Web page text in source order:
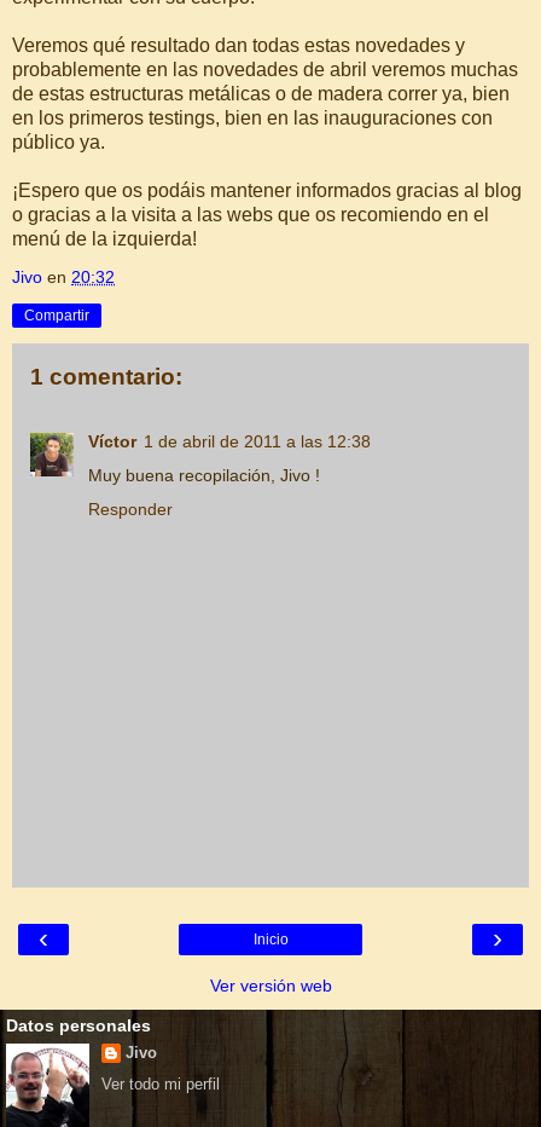
Veremos qué resultado dan todas estas novedades y
probablemente en las novedades de abril veremos muchas
de estas estructuras metálicas o de madera correr ya, bien
en los primeros testings, bien en las inauguraciones con
público ya.
¡Espero que os podáis mantener informados gracias al blog
o gracias a la visita a las webs que os recomiendo en el
menú de la izquierda!
Jivo en 20:32
Compartir
1 comentario:
Víctor 1 de abril de 2011 a las 12:38
Muy buena recopilación, Jivo !
Responder
‹ ›
Inicio
Ver versión web
Datos personales
Jivo
Ver todo mi perfil